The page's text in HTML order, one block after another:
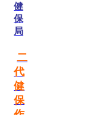
健
保
局
二
代
健
保